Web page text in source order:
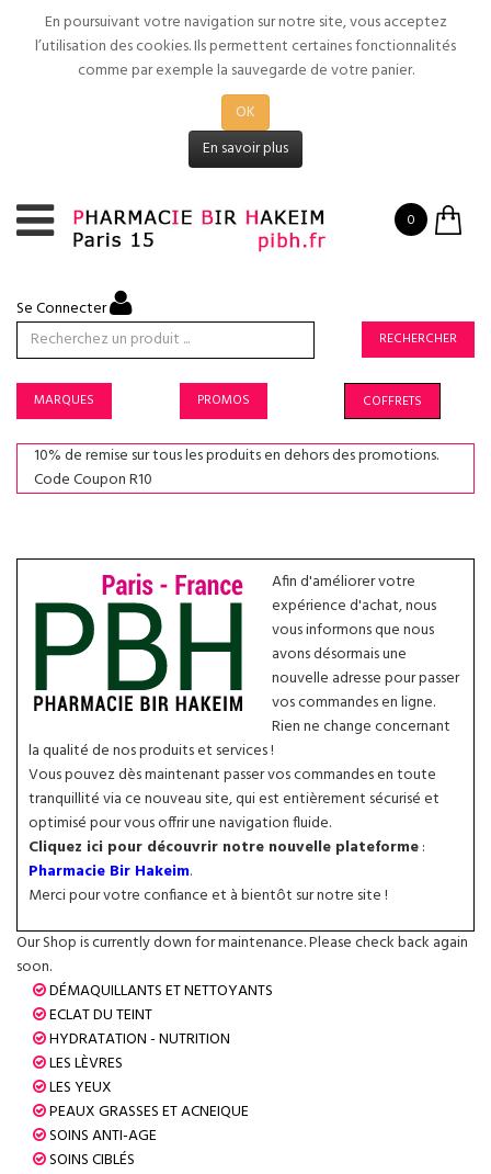
En poursuivant votre navigation sur notre site, vous acceptez
l’utilisation des cookies. Ils permettent certaines fonctionnalités
comme par exemple la sauvegarde de votre panier.
OK
En savoir plus
0
Se Connecter
RECHERCHER
MARQUES PROMOS COFFRETS
10% de remise sur tous les produits en dehors des promotions.
Code Coupon R10
Afin d'améliorer votre
expérience d'achat, nous
vous informons que nous
avons désormais une
nouvelle adresse pour passer
vos commandes en ligne.
Rien ne change concernant
la qualité de nos produits et services !
Vous pouvez dès maintenant passer vos commandes en toute
tranquillité via ce nouveau site, qui est entièrement sécurisé et
optimisé pour vous offrir une navigation fluide.
Cliquez ici pour découvrir notre nouvelle plateforme:
Pharmacie Bir Hakeim.
Merci pour votre confiance et à bientôt sur notre site !
Our Shop is currently down for maintenance. Please check back again
soon.
DÉMAQUILLANTS ET NETTOYANTS
ECLAT DU TEINT
HYDRATATION - NUTRITION
LES LÈVRES
LES YEUX
PEAUX GRASSES ET ACNEIQUE
SOINS ANTI-AGE
SOINS CIBLÉS